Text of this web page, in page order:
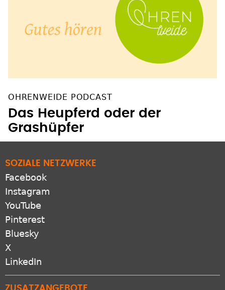
OHRENWEIDE PODCAST
Das Heupferd oder der
Grashüpfer
SOZIALE NETZWERKE
Facebook
Instagram
YouTube
Pinterest
Bluesky
X
LinkedIn